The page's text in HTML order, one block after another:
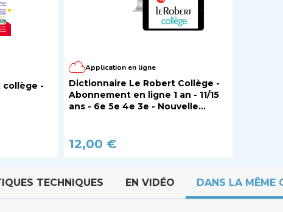
collège -
Application en ligne
Dictionnaire Le Robert Collège -
Abonnement en ligne 1 an - 11/15
ans - 6e 5e 4e 3e - Nouvelle
12,00 €
TECHNIQUES EN VIDÉO DANS LA MÊME